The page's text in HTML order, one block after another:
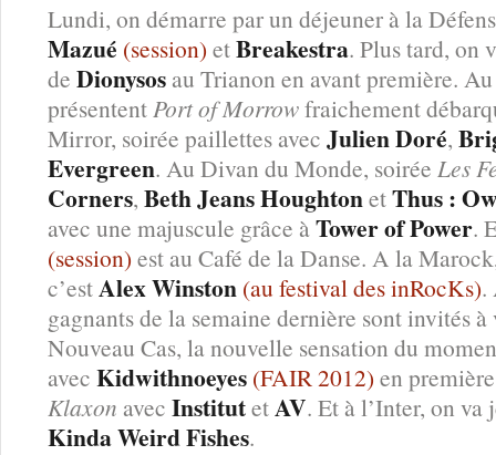
Lundi, on démarre par un déjeuner à la
Mazué (session) etBreakestra. Plus tard, on
de Dionysos au Trianon en avant première.
présententPort of Morrowfraichement
Mirror, soirée paillettes avec Julien Doré,
Evergreen. Au Divan du Monde, soirée Les
Corners, Beth Jeans HoughtonetThus :
avec une majuscule grâce àTower of Power.
(session) est au Café de la Danse. A la
c’estAlex Winston (au festival des inRocKs).
gagnants de la semaine dernière sont invités
Nouveau Cas, la nouvelle sensation du
avec Kidwithnoeyes (FAIR 2012) en
Klaxon avec InstitutetAV. Et à l’Inter, on
Kinda Weird Fishes.